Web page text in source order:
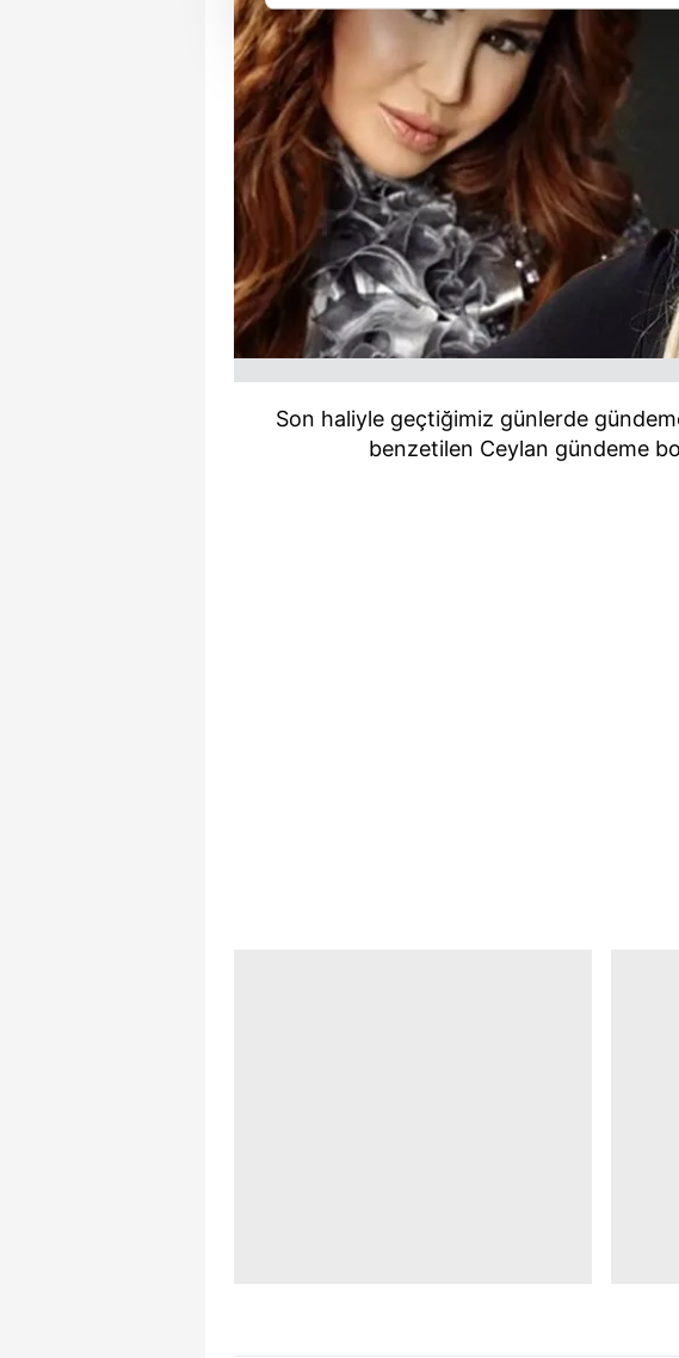
Sizlere daha iyi bir hizmet sunabilmek için
çerezler vasıtasıyla çeşitli kişisel verileriniz
amacıyla kullanılmaktadır. Diğer çerezler,
reklam/pazarlama faaliyetlerinin yapılması,
Çerezlere ilişkin tercihlerinizi aşağıda yer alan
butonuna tıklayabilir,Çerez Bilgilendirme
6698 sayılı Kişisel Verilerin Korunması
mevzuata uygun olarak kullanılan çerezlerle
Son haliyle geçtiğimiz günlerde
benzetilen Ceylan gündeme